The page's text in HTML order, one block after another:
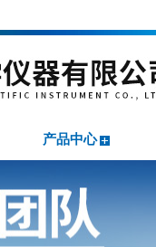
产品中心